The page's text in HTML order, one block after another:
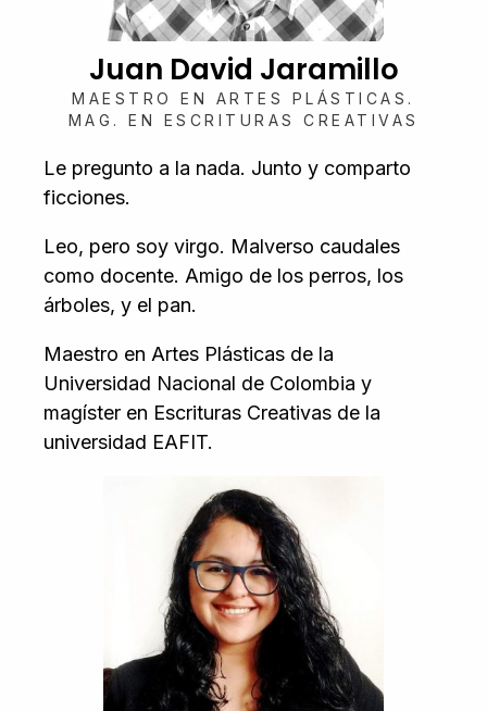
Juan David Jaramillo
MAESTRO EN ARTES PLÁSTICAS.
MAG. EN ESCRITURAS CREATIVAS
Le pregunto a la nada. Junto y comparto
ficciones.
Leo, pero soy virgo. Malverso caudales
como docente. Amigo de los perros, los
árboles, y el pan.
Maestro en Artes Plásticas de la
Universidad Nacional de Colombia y
magíster en Escrituras Creativas de la
universidad EAFIT.